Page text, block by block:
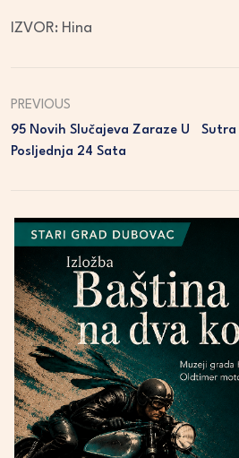
IZVOR: Hina
PREVIOUS
95 Novih Slučajeva Zaraze U
Posljednja 24 Sata
Sutra